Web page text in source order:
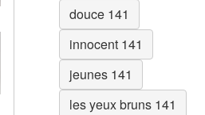
douce 141
innocent 141
jeunes 141
les yeux bruns 141